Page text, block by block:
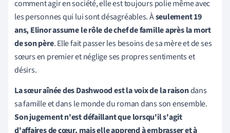
comment agir en société, elle est toujours polie même avec
les personnes qui lui sont désagréables. Àseulement 19
ans, Elinor assume le rôle de chef de famille après la mort
de son père. Elle fait passer les besoins de sa mère et de ses
sœurs en premier et néglige ses propres sentiments et
désirs.
La sœur aînée des Dashwood est la voix de la raisondans
sa famille et dans le monde du roman dans son ensemble.
Son jugement n'est défaillant que lorsqu'il s'agit
d'affaires de cœur, mais elle apprend à embrasser et à